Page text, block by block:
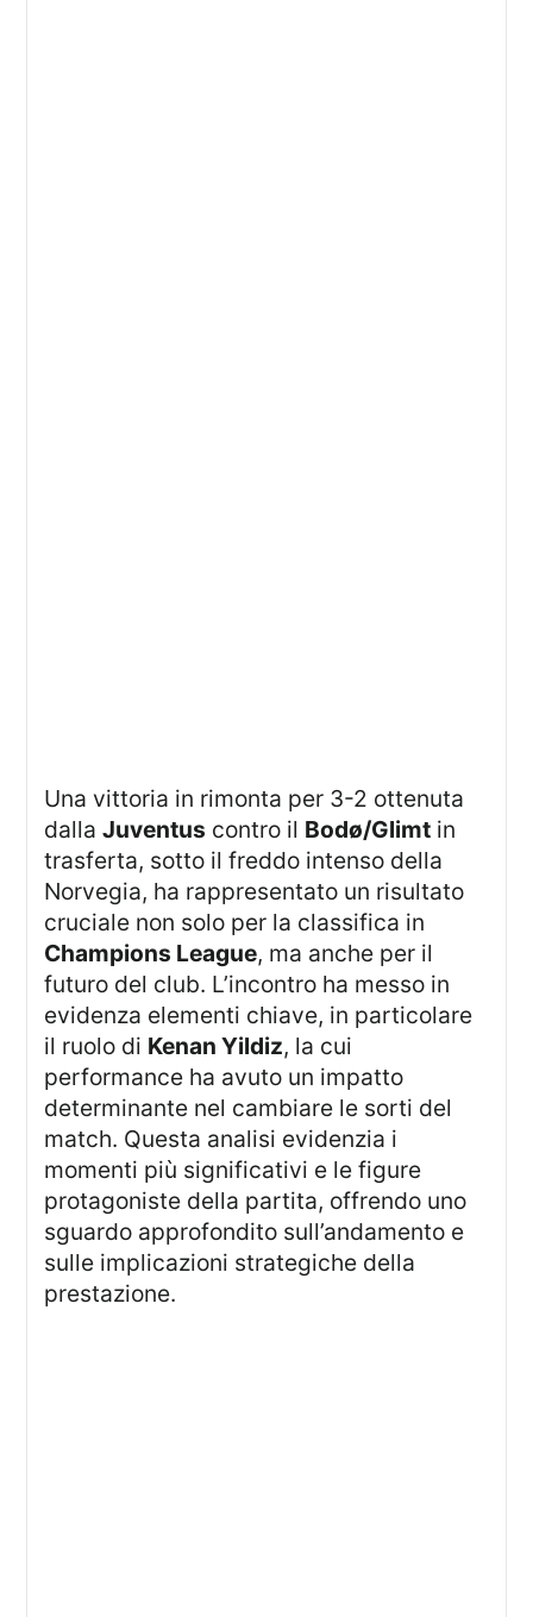
Una vittoria in rimonta per 3-2 ottenuta
dallaJuventus contro il Bodø/Glimt in
trasferta, sotto il freddo intenso della
Norvegia, ha rappresentato un risultato
cruciale non solo per la classifica in
Champions League, ma anche per il
futuro del club. L’incontro ha messo in
evidenza elementi chiave, in particolare
il ruolo di Kenan Yildiz, la cui
performance ha avuto un impatto
determinante nel cambiare le sorti del
match. Questa analisi evidenzia i
momenti più significativi e le figure
protagoniste della partita, offrendo uno
sguardo approfondito sull’andamento e
sulle implicazioni strategiche della
prestazione.